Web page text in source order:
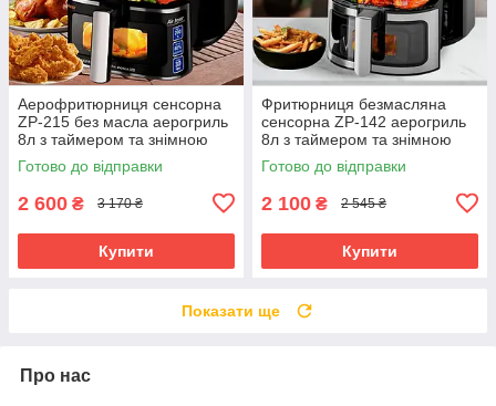
Аерофритюрниця сенсорна
ZP-215 без масла аерогриль
8л з таймером та знімною
чашею для дому 3500W
Готово до відправки
2 600 ₴ 3 170 ₴
Купити
Фритюрниця безмасляна
сенсорна ZP-142 аерогриль
8л з таймером та знімною
чашею для дому 3500W
Готово до відправки
2 100 ₴ 2 545 ₴
Купити
Показати ще
Про нас